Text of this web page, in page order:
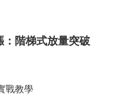
：階梯式放量突破
戰教學